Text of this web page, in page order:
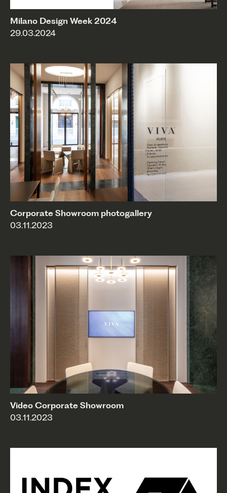
Milano Design Week 2024
29.03.2024
Corporate Showroom photogallery
03.11.2023
Video Corporate Showroom
03.11.2023